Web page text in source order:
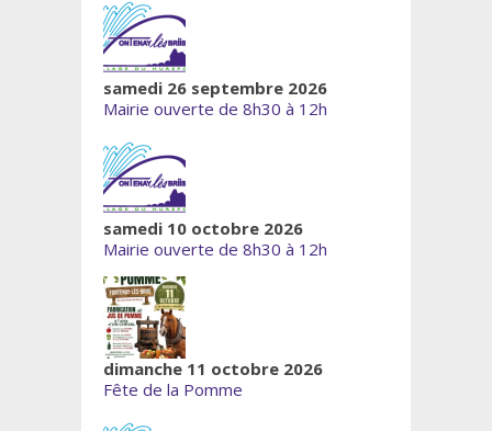
samedi 26 septembre 2026
Mairie ouverte de 8h30 à 12h
samedi 10 octobre 2026
Mairie ouverte de 8h30 à 12h
dimanche 11 octobre 2026
Fête de la Pomme